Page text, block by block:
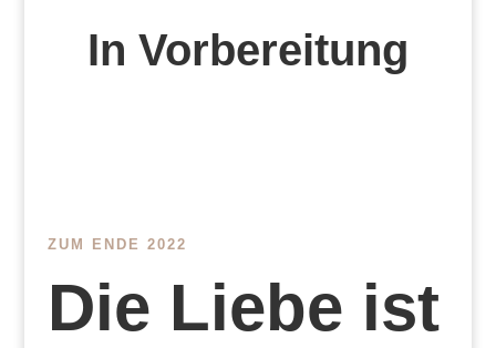
In Vorbereitung
ZUM ENDE 2022
Die Liebe ist